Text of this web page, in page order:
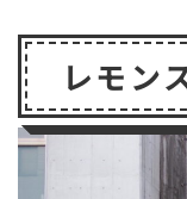
o
o
k
r
レモン